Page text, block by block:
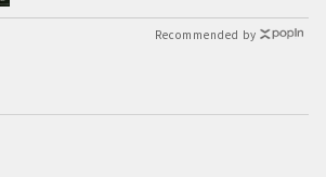
Recommended by